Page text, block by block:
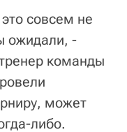
совсем не
ожидали, -
команды
может
либо.